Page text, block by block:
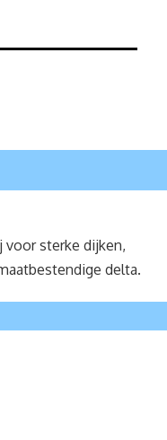
voor sterke dijken,
delta.